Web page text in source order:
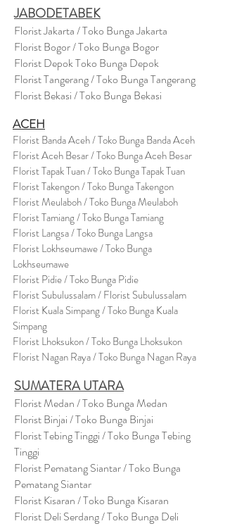
JABODETABEK
Florist Jakarta / Toko Bunga Jakarta
Florist Bogor / Toko Bunga Bogor
Florist Depok Toko Bunga Depok
Florist Tangerang / Toko Bunga Tangerang
Florist Bekasi / Toko Bunga Bekasi
ACEH
Florist Banda Aceh / Toko Bunga Banda Aceh
Florist Aceh Besar / Toko Bunga Aceh Besar
Florist Tapak Tuan / Toko Bunga Tapak Tuan
Florist Takengon / Toko Bunga Takengon
Florist Meulaboh / Toko Bunga Meulaboh
Florist Tamiang / Toko Bunga Tamiang
Florist Langsa / Toko Bunga Langsa
Florist Lokhseumawe / Toko Bunga
Lokhseumawe
Florist Pidie / Toko Bunga Pidie
Florist Subulussalam / Florist Subulussalam
Florist Kuala Simpang / Toko Bunga Kuala
Simpang
Florist Lhoksukon / Toko Bunga Lhoksukon
Florist Nagan Raya / Toko Bunga Nagan Raya
SUMATERA UTARA
Florist Medan / Toko Bunga Medan
Florist Binjai / Toko Bunga Binjai
Florist Tebing Tinggi / Toko Bunga Tebing
Tinggi
Florist Pematang Siantar / Toko Bunga
Pematang Siantar
Florist Kisaran / Toko Bunga Kisaran
Florist Deli Serdang / Toko Bunga Deli